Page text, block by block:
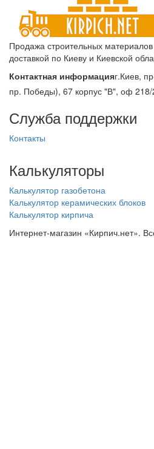
Продажа строительных
доставкой по Киеву и Киевской
Контактная информацияг.Киев,
пр. Победы), 67 корпус "В", оф 218/
Служба поддержки
Контакты
Калькуляторы
Калькулятор газобетона
Калькулятор керамических блоков
Калькулятор кирпича
Интернет-магазин «Кирпич.нет».